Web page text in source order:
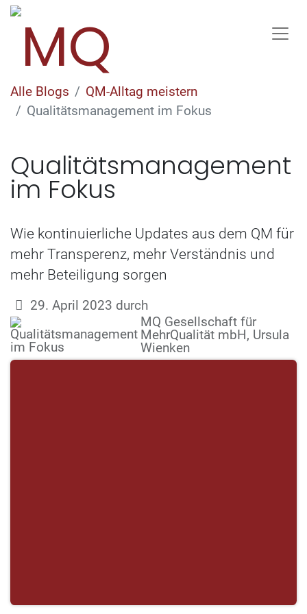
Alle Blogs
QM-Alltag meistern
Qualitätsmanagement im Fokus
Qualitätsmanagement
im Fokus
Wie kontinuierliche Updates aus dem QM für
mehr Transperenz, mehr Verständnis und
mehr Beteiligung sorgen
29. April 2023 durch
MQ Gesellschaft für
MehrQualität mbH, Ursula
Wienken